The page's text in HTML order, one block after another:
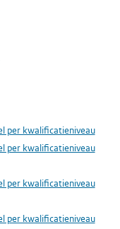
per kwalificatieniveau
per kwalificatieniveau
per kwalificatieniveau
per kwalificatieniveau